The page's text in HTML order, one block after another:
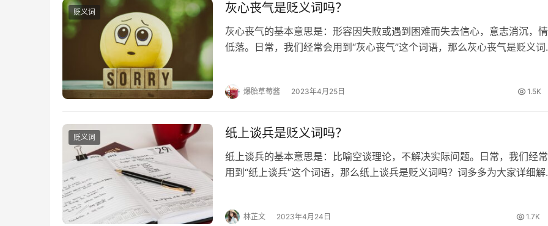
贬义词 灰心丧气是贬义词吗？
灰心丧气的基本意思是：形容因失败或遇到困难而失去信心，意志消沉，
低落。日常，我们经常会用到“灰心丧气”这个词语，那么灰心丧气是贬义词
爆胎草莓酱 2023年4月25日 1.5K
贬义词 纸上谈兵是贬义词吗？
纸上谈兵的基本意思是：比喻空谈理论，不解决实际问题。日常，我们经
用到“纸上谈兵”这个词语，那么纸上谈兵是贬义词吗？词多多为大家详细解
林芷文 2023年4月24日 1.7K